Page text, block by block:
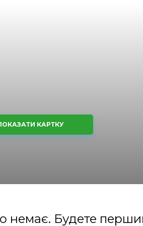
КАРТКУ
немає. Будете